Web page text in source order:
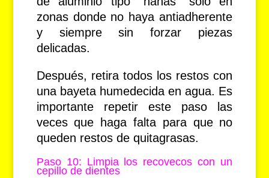
zonas donde no haya antiadherente
y siempre sin forzar piezas
delicadas.
Después, retira todos los restos con
una bayeta humedecida en agua. Es
importante repetir este paso las
veces que haga falta para que no
queden restos de quitagrasas.
Paso 10: Limpia los recovecos con un
cepillo de dientes